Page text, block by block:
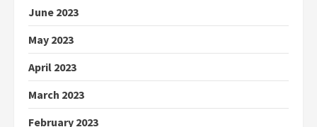
June 2023
May 2023
April 2023
March 2023
February 2023